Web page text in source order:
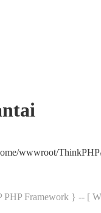
wwwroot/
PHP Framework } -- [